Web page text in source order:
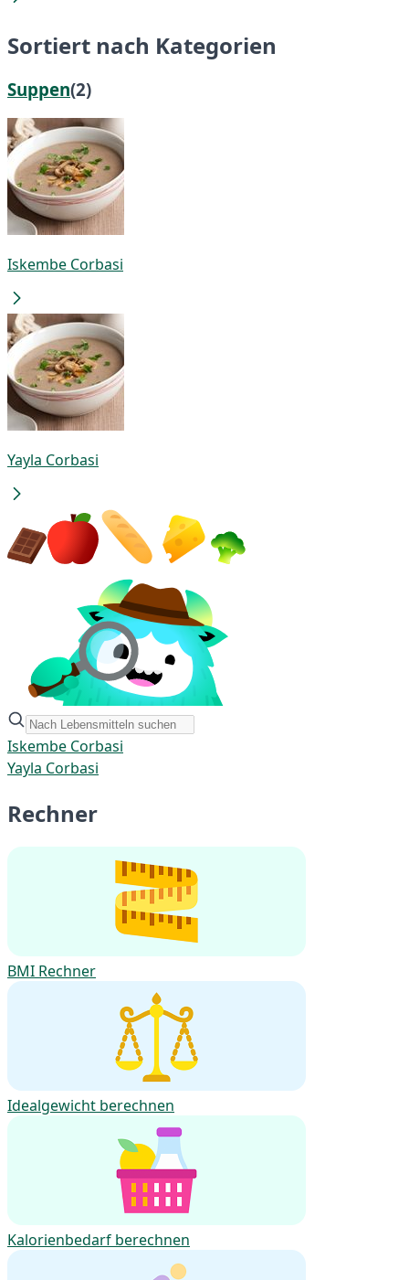
Sortiert nach Kategorien
Suppen(2)
Iskembe Corbasi
Yayla Corbasi
Iskembe Corbasi
Yayla Corbasi
Rechner
BMI Rechner
Idealgewicht berechnen
Kalorienbedarf berechnen